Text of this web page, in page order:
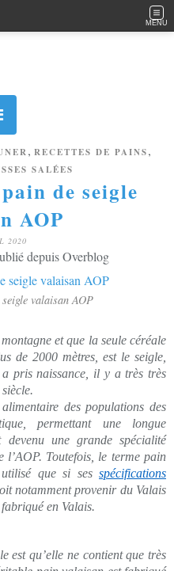
MENU
, RECETTES DE PAINS,
SALÉES
de seigle
AOP
2020
depuis Overblog
valaisan AOP
et que la seule céréale
de 2000 mètres, est le seigle,
pris naissance, il y a très très
siècle.
des populations des
permettant une longue
devenu une grande spécialité
l’AOP. Toutefois, le terme pain
que si ses spécifications
notamment provenir du Valais
en Valais.
est qu’elle ne contient que très